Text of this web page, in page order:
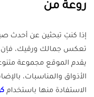
روعة من
إذا كنتِ تبحثين عن أحدث
تعكس جمالك ورقيك، فإن
يقدم الموقع مجموعة
الأذواق والمناسبات،
الاستفادة منها باستخدام